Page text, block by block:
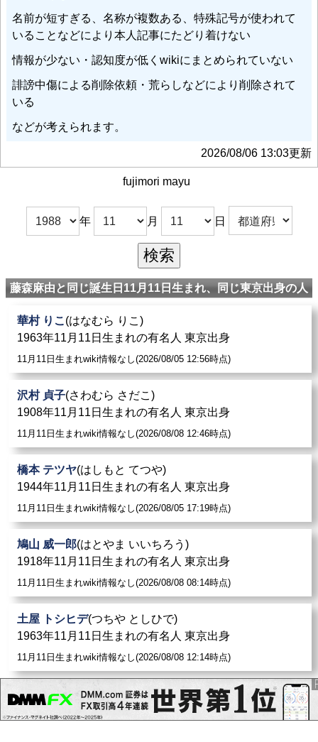
名前が短すぎる、名称が複数ある、特殊記号が使われて
いることなどにより本人記事にたどり着けない
情報が少ない・認知度が低くwikiにまとめられていない
誹謗中傷による削除依頼・荒らしなどにより削除されて
いる
などが考えられます。
2026/08/06 13:03更新
fujimori mayu
年 月 日
藤森麻由と同じ誕生日11月11日生まれ、同じ東京出身の人
華村 りこ (はなむら りこ)
1963年11月11日生まれの有名人 東京出身
11月11日生まれwiki情報なし(2026/08/05 12:56時点)
沢村 貞子(さわむら さだこ)
1908年11月11日生まれの有名人 東京出身
11月11日生まれwiki情報なし(2026/08/08 12:46時点)
橋本 テツヤ(はしもと てつや)
1944年11月11日生まれの有名人 東京出身
11月11日生まれwiki情報なし(2026/08/05 17:19時点)
鳩山 威一郎(はとやま いいちろう)
1918年11月11日生まれの有名人 東京出身
11月11日生まれwiki情報なし(2026/08/08 08:14時点)
土屋 トシヒデ(つちや としひで)
1963年11月11日生まれの有名人 東京出身
11月11日生まれwiki情報なし(2026/08/08 12:14時点)